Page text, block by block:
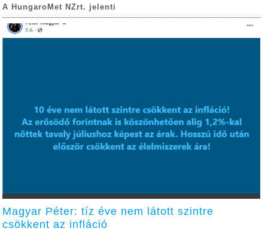
A HungaroMet NZrt. jelenti
Magyar Péter: tíz éve nem látott szintre
csökkent az infláció